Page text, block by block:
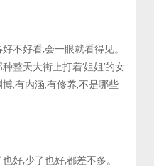
不好看,会一眼就看得见。
整天大街上打着‘姐姐’的女
,有内涵,有修养,不是哪些
好,少了也好,都差不多。